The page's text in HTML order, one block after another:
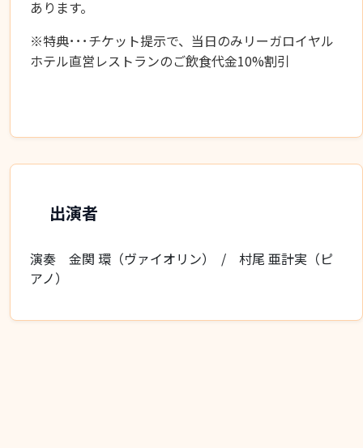
あります。
※特典･･･チケット提示で、当日のみリーガロイヤル
ホテル直営レストランのご飲食代金10%割引
出演者
演奏 金関 環（ヴァイオリン） / 村尾 亜計実（ピ
アノ）